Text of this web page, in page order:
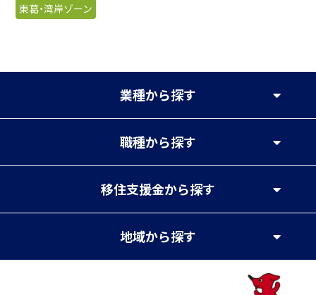
東葛・湾岸ゾーン
業種から探す
職種から探す
移住支援金から探す
地域から探す